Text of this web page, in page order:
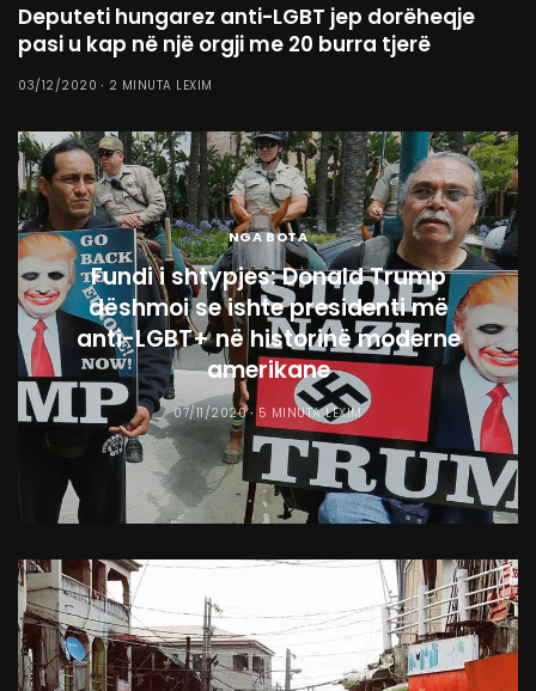
Deputeti hungarez anti-LGBT jep dorëheqje
pasi u kap në një orgji me 20 burra tjerë
03/12/2020 2 MINUTA LEXIM
NGA BOTA
Fundi i shtypjes: Donald Trump
dëshmoi se ishte presidenti më
anti-LGBT+ në historinë moderne
amerikane
07/11/2020 5 MINUTA LEXIM